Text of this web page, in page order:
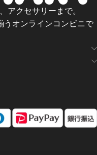
アクセサリーまで。
オンラインコンビニで